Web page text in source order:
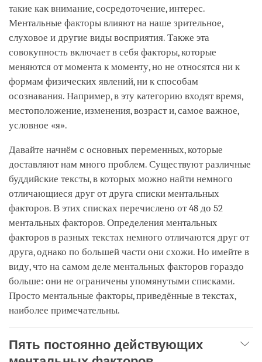
такие как внимание, сосредоточение, интерес.
Ментальные факторы влияют на наше зрительное,
слуховое и другие виды восприятия. Также эта
совокупность включает в себя факторы, которые
меняются от момента к моменту, но не относятся ни к
формам физических явлений, ни к способам
осознавания. Например, в эту категорию входят время,
местоположение, изменения, возраст и, самое важное,
условное «я».
Давайте начнём с основных переменных, которые
доставляют нам много проблем. Существуют различные
буддийские тексты, в которых можно найти немного
отличающиеся друг от друга списки ментальных
факторов. В этих списках перечислено от 48 до 52
ментальных факторов. Определения ментальных
факторов в разных текстах немного отличаются друг от
друга, однако по большей части они схожи. Но имейте в
виду, что на самом деле ментальных факторов гораздо
больше: они не ограничены упомянутыми списками.
Просто ментальные факторы, приведённые в текстах,
наиболее примечательны.
Пять постоянно действующих